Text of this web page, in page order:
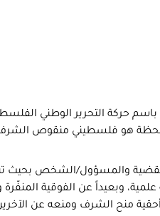
حركة التحرير الوطني
هو فلسطيني منقوص
والمسؤول/الشخص بحيث
وبعيداً عن الفوقية
أحقية منح الشرف ومنعه عن